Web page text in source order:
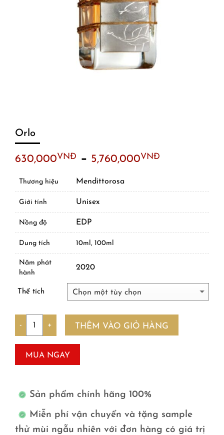
Orlo
630,000VNĐ – 5,760,000VNĐ
Thương hiệu Mendittorosa
Giới tính Unisex
Nồng độ EDP
Dung tích 10ml, 100ml
Năm phát
hành
2020
Thể tích
THÊM VÀO GIỎ HÀNG
MUA NGAY
Sản phẩm chính hãng 100%
Miễn phí vận chuyển và tặng sample
thử mùi ngẫu nhiên với đơn hàng có giá trị